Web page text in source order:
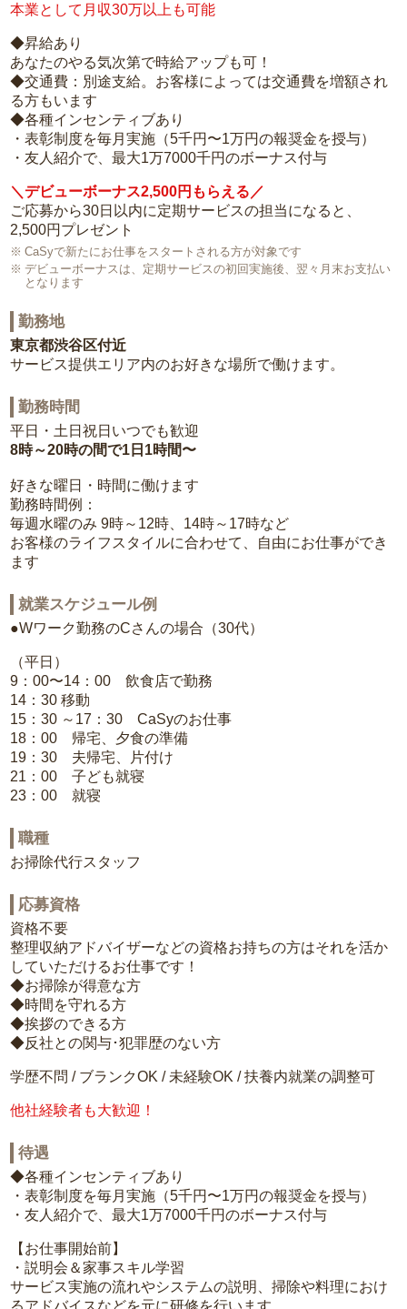
本業として月収30万以上も可能
◆昇給あり
あなたのやる気次第で時給アップも可！
◆交通費：別途支給。お客様によっては交通費を増額され
る方もいます
◆各種インセンティブあり
・表彰制度を毎月実施（5千円〜1万円の報奨金を授与）
・友人紹介で、最大1万7000千円のボーナス付与
＼デビューボーナス2,500円もらえる／
ご応募から30日以内に定期サービスの担当になると、
2,500円プレゼント
CaSyで新たにお仕事をスタートされる方が対象です
デビューボーナスは、定期サービスの初回実施後、翌々月末お支払い
となります
勤務地
東京都渋谷区付近
サービス提供エリア内のお好きな場所で働けます。
勤務時間
平日・土日祝日いつでも歓迎
8時～20時の間で1日1時間〜
好きな曜日・時間に働けます
勤務時間例：
毎週水曜のみ 9時～12時、14時～17時など
お客様のライフスタイルに合わせて、自由にお仕事ができ
ます
就業スケジュール例
●Wワーク勤務のCさんの場合（30代）
（平日）
9：00〜14：00 飲食店で勤務
14：30 移動
15：30 ～17：30 CaSyのお仕事
18：00 帰宅、夕食の準備
19：30 夫帰宅、片付け
21：00 子ども就寝
23：00 就寝
職種
お掃除代行スタッフ
応募資格
資格不要
整理収納アドバイザーなどの資格お持ちの方はそれを活か
していただけるお仕事です！
◆お掃除が得意な方
◆時間を守れる方
◆挨拶のできる方
◆反社との関与･犯罪歴のない方
学歴不問 / ブランクOK / 未経験OK / 扶養内就業の調整可
他社経験者も大歓迎！
待遇
◆各種インセンティブあり
・表彰制度を毎月実施（5千円〜1万円の報奨金を授与）
・友人紹介で、最大1万7000千円のボーナス付与
【お仕事開始前】
・説明会＆家事スキル学習
サービス実施の流れやシステムの説明、掃除や料理におけ